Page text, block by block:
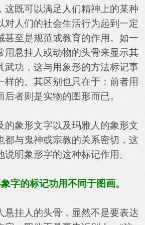
这既可以满足人们精神上的某种
对人们的社会生活行为起到一定
甚至是规范或教育的作用。如一
用悬挂人或动物的头骨来显示其
武功，这与用象形的方法标记事
样的。其区别也只在于：前者用
后者则是实物的图形而已。
的象形文字以及玛雅人的象形文
都与鬼神或宗教的关系密切，这
说明象形字的这种标记作用。
字的标记功用不同于图画。
悬挂人的头骨，显然不是要表达